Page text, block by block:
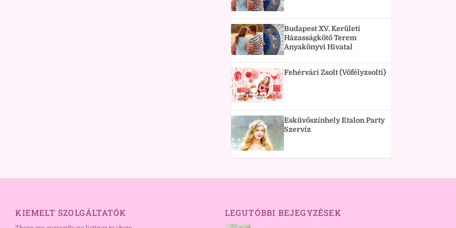
Budapest XV. Kerületi
Házasságkötő Terem
Anyakönyvi Hivatal
Fehérvári Zsolt (Vőfélyzsolti)
Esküvőszínhely Etalon Party
Szervíz
KIEMELT SZOLGÁLTATÓK LEGUTÓBBI BEJEGYZÉSEK